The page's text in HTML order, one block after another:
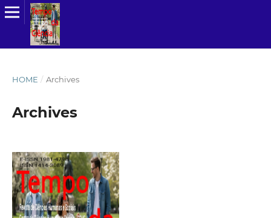
HOME / Archives
Archives